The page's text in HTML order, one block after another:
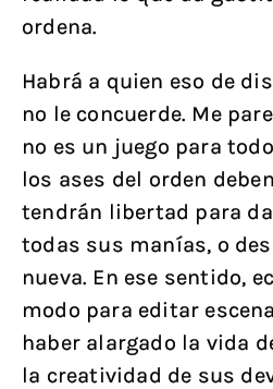
ordena.
Habrá a quien eso de
no le concuerde. Me
no es un juego para
los ases del orden
tendrán libertad para
todas sus manías, o
nueva. En ese sentido,
modo para editar
haber alargado la vida
la creatividad de sus